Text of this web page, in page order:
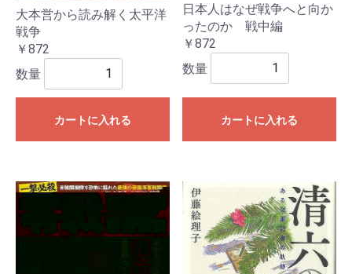
大本営から読み解く太平洋
戦争
￥872
数量
カートに入れる
日本人はなぜ戦争へと向か
ったのか 戦中編
￥872
数量
カートに入れる